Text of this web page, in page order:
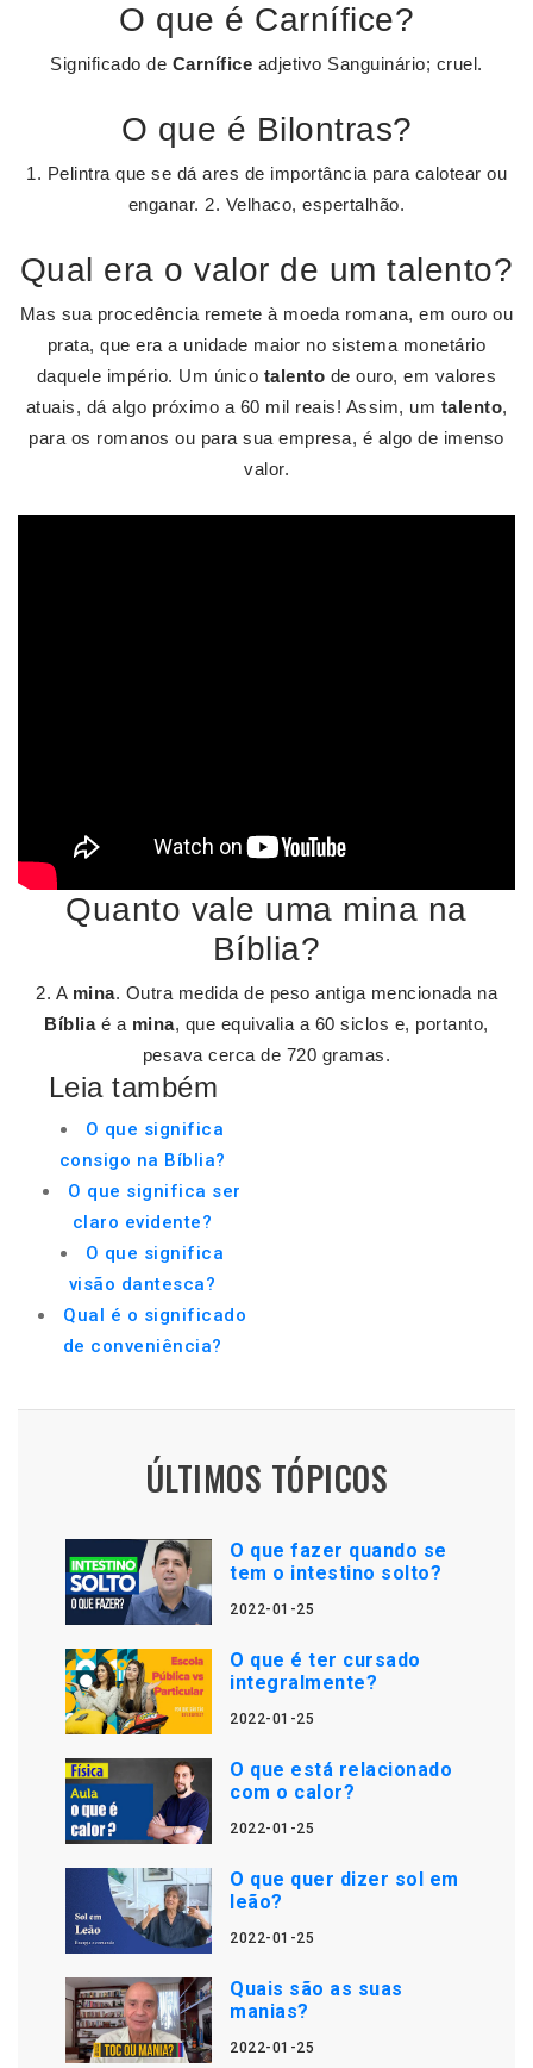
O que é Carnífice?
Significado de Carnífice adjetivo Sanguinário; cruel.
O que é Bilontras?
1. Pelintra que se dá ares de importância para calotear ou
enganar. 2. Velhaco, espertalhão.
Qual era o valor de um talento?
Mas sua procedência remete à moeda romana, em ouro ou
prata, que era a unidade maior no sistema monetário
daquele império. Um único talento de ouro, em valores
atuais, dá algo próximo a 60 mil reais! Assim, um talento,
para os romanos ou para sua empresa, é algo de imenso
valor.
Quanto vale uma mina na
Bíblia?
2. A mina. Outra medida de peso antiga mencionada na
Bíbliaé a mina, que equivalia a 60 siclos e, portanto,
pesava cerca de 720 gramas.
Leia também
O que significa
consigo na Bíblia?
O que significa ser
claro evidente?
O que significa
visão dantesca?
Qual é o significado
de conveniência?
ÚLTIMOS TÓPICOS
O que fazer quando se
tem o intestino solto?
2022-01-25
O que é ter cursado
integralmente?
2022-01-25
O que está relacionado
com o calor?
2022-01-25
O que quer dizer sol em
leão?
2022-01-25
Quais são as suas
manias?
2022-01-25